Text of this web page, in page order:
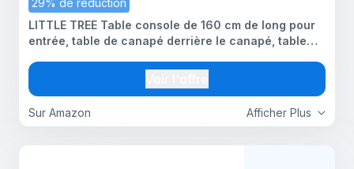
29% de réduction
Afficher Plus
Sur Amazon
LITTLE TREE Table console de 160 cm de long pour
entrée, table de canapé derrière le canapé, table
industrielle pour salon, couleur chêne